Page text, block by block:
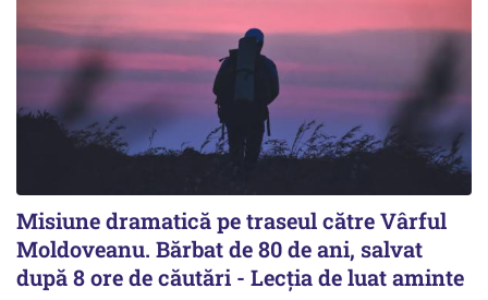
Misiune dramatică pe traseul către Vârful
Moldoveanu. Bărbat de 80 de ani, salvat
după 8 ore de căutări - Lecția de luat aminte